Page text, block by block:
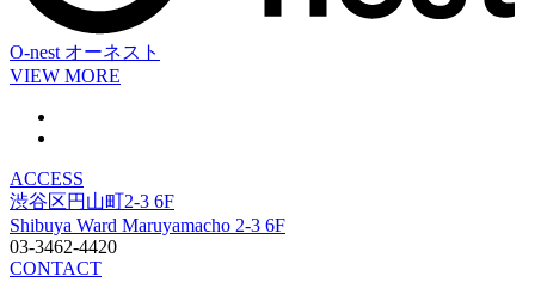
O-nest オーネスト
VIEW MORE
ACCESS
渋谷区円山町2-3 6F
Shibuya Ward Maruyamacho 2-3 6F
03-3462-4420
CONTACT